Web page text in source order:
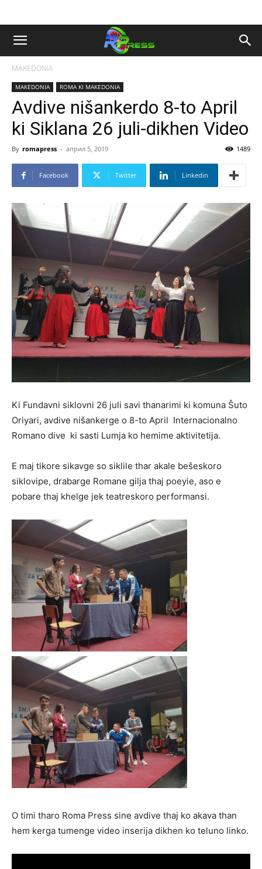
MAKEDONIA
MAKEDONIA ROMA KI MAKEDONIA
Avdive nišankerdo 8-to April
ki Siklana 26 juli-dikhen Video
By romapress - април 5, 2019 1489
Facebook Twitter Linkedin
Ki Fundavni siklovni 26 juli savi thanarimi ki komuna Šuto
Oriyari, avdive nišankerge o 8-to April Internacionalno
Romano dive ki sasti Lumja ko hemime aktivitetija.
E maj tikore sikavge so siklile thar akale bešeskoro
siklovipe, drabarge Romane gilja thaj poeyie, aso e
pobare thaj khelge jek teatreskoro performansi.
O timi tharo Roma Press sine avdive thaj ko akava than
hem kerga tumenge video inserija dikhen ko teluno linko.